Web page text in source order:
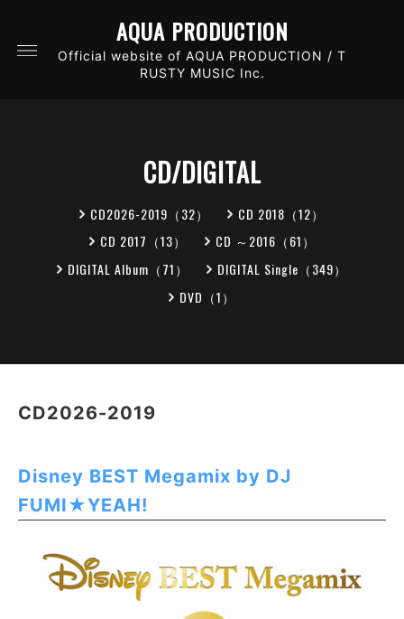
AQUA PRODUCTION
Official website of AQUA PRODUCTION / T
RUSTY MUSIC Inc.
CD/DIGITAL
CD2026-2019（32）
CD 2018（12）
CD 2017（13）
CD ～2016（61）
DIGITAL Album（71）
DIGITAL Single（349）
DVD（1）
CD2026-2019
Disney BEST Megamix by DJ
FUMI★YEAH!